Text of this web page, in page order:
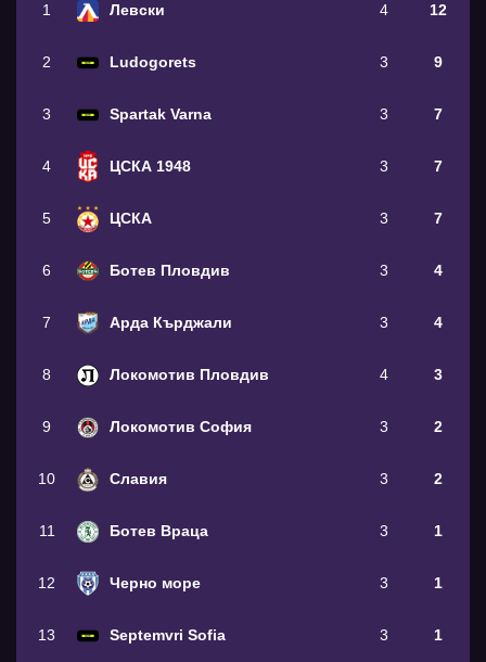
1 Левски 4 12
2 Ludogorets 3 9
3 Spartak Varna 3 7
4 ЦСКА 1948 3 7
5 ЦСКА 3 7
6 Ботев Пловдив 3 4
7 Арда Кърджали 3 4
8 Локомотив Пловдив 4 3
9 Локомотив София 3 2
10 Славия 3 2
11 Ботев Враца 3 1
12 Черно море 3 1
13 Septemvri Sofia 3 1